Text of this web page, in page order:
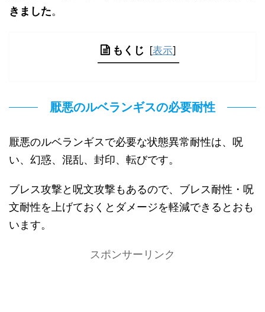
きました。
もくじ [表示]
厭悪のルベランギスの必要耐性
厭悪のルベランギスで必要な状態異常耐性は、呪
い、幻惑、混乱、封印、転びです。
ブレス攻撃と呪文攻撃もあるので、ブレス耐性・呪
文耐性を上げておくとダメージを軽減できるとおも
います。
スポンサーリンク